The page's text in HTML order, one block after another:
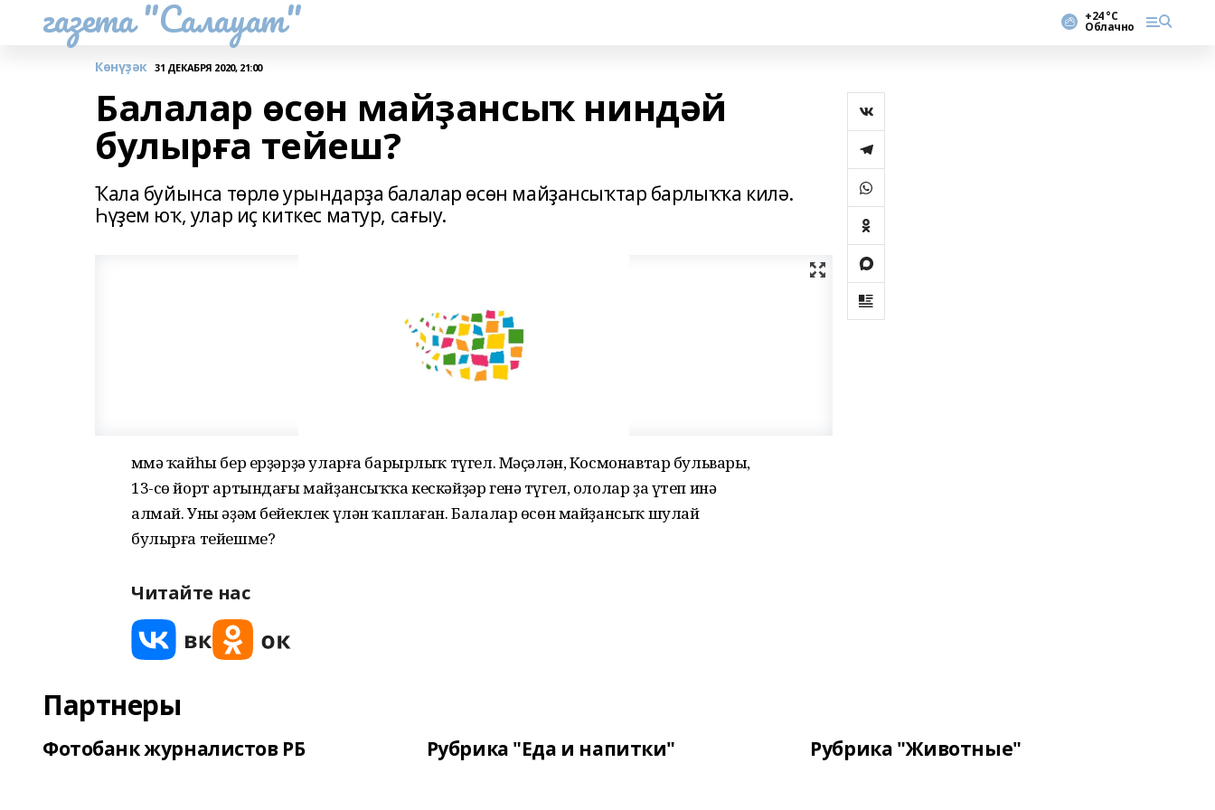
газета "Салауат" +24 °С
Облачно
Көнүҙәк 31 ДЕКАБРЯ 2020, 21:00
Балалар өсөн майҙансыҡ ниндәй
булырға тейеш?
Ҡала буйынса төрлө урындарҙа балалар өсөн майҙансыҡтар барлыҡҡа килә.
Һүҙем юҡ, улар иҫ киткес матур, сағыу.
Әммә ҡайһы бер ерҙәрҙә уларға барырлыҡ түгел. Мәҫәлән, Космонавтар бульвары,
13-сө йорт артындағы майҙансыҡҡа кескәйҙәр генә түгел, ололар ҙа үтеп инә
алмай. Уны әҙәм бейеклек үлән ҡаплаған. Балалар өсөн майҙансыҡ шулай
булырға тейешме?
Читайте нас
Партнеры
Фотобанк журналистов РБ Рубрика "Еда и напитки" Рубрика "Животные"